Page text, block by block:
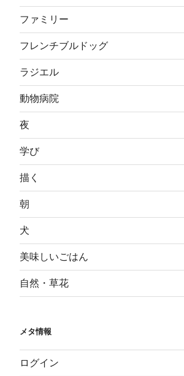
ファミリー
フレンチブルドッグ
ラジエル
動物病院
夜
学び
描く
朝
犬
美味しいごはん
自然・草花
メタ情報
ログイン